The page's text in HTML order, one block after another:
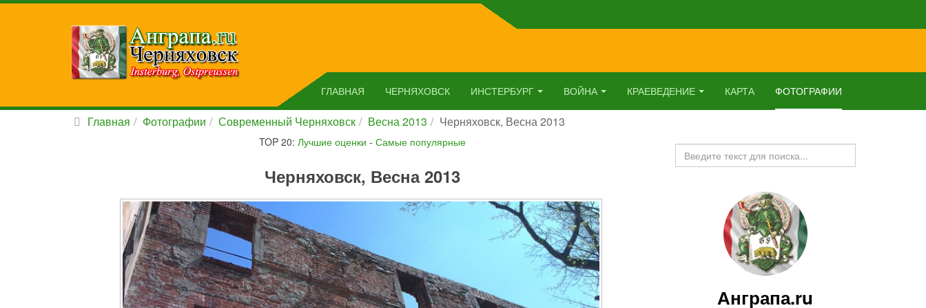
ГЛАВНАЯ ЧЕРНЯХОВСК ИНСТЕРБУРГ ВОЙНА КРАЕВЕДЕНИЕ КАРТА ФОТОГРАФИИ
Главная Фотографии Современный Черняховск Весна 2013 Черняховск, Весна 2013
TOP 20: Лучшие оценки - Самые популярные
Черняховск, Весна 2013
Искать...
Анграпа.ru